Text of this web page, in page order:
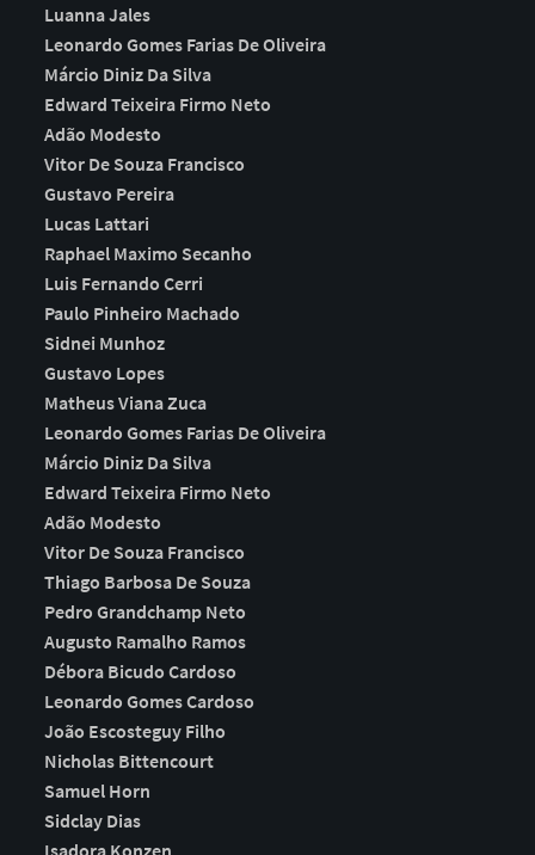
Luanna Jales
Leonardo Gomes Farias De Oliveira
Márcio Diniz Da Silva
Edward Teixeira Firmo Neto
Adão Modesto
Vitor De Souza Francisco
Gustavo Pereira
Lucas Lattari
Raphael Maximo Secanho
Luis Fernando Cerri
Paulo Pinheiro Machado
Sidnei Munhoz
Gustavo Lopes
Matheus Viana Zuca
Leonardo Gomes Farias De Oliveira
Márcio Diniz Da Silva
Edward Teixeira Firmo Neto
Adão Modesto
Vitor De Souza Francisco
Thiago Barbosa De Souza
Pedro Grandchamp Neto
Augusto Ramalho Ramos
Débora Bicudo Cardoso
Leonardo Gomes Cardoso
João Escosteguy Filho
Nicholas Bittencourt
Samuel Horn
Sidclay Dias